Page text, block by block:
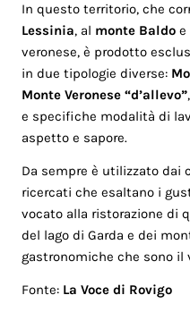
In questo territorio, che
Lessinia, al monte Baldo e
veronese, è prodotto
in due tipologie diverse:
Monte Veronese “d’allevo”
e specifiche modalità di
aspetto e sapore.
Da sempre è utilizzato dai
ricercati che esaltano i
vocato alla ristorazione di
del lago di Garda e dei
gastronomiche che sono
Fonte: La Voce di Rovigo